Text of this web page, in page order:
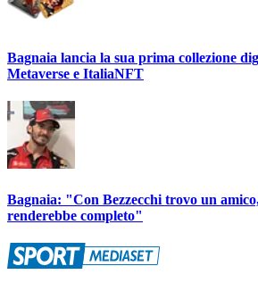
Bagnaia lancia la sua prima collezione
Metaverse e ItaliaNFT
Bagnaia: "Con Bezzecchi trovo un
renderebbe completo"